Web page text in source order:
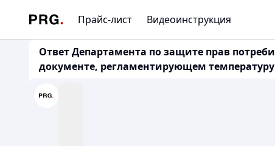
Прайс-лист Видеоинструкция
Ответ Департамента по защите прав
документе, регламентирующем